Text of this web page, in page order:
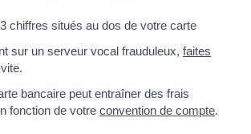
chiffres situés au dos de votre carte
sur un serveur vocal frauduleux, faites
bancaire peut entraîner des frais
fonction de votre convention de compte.